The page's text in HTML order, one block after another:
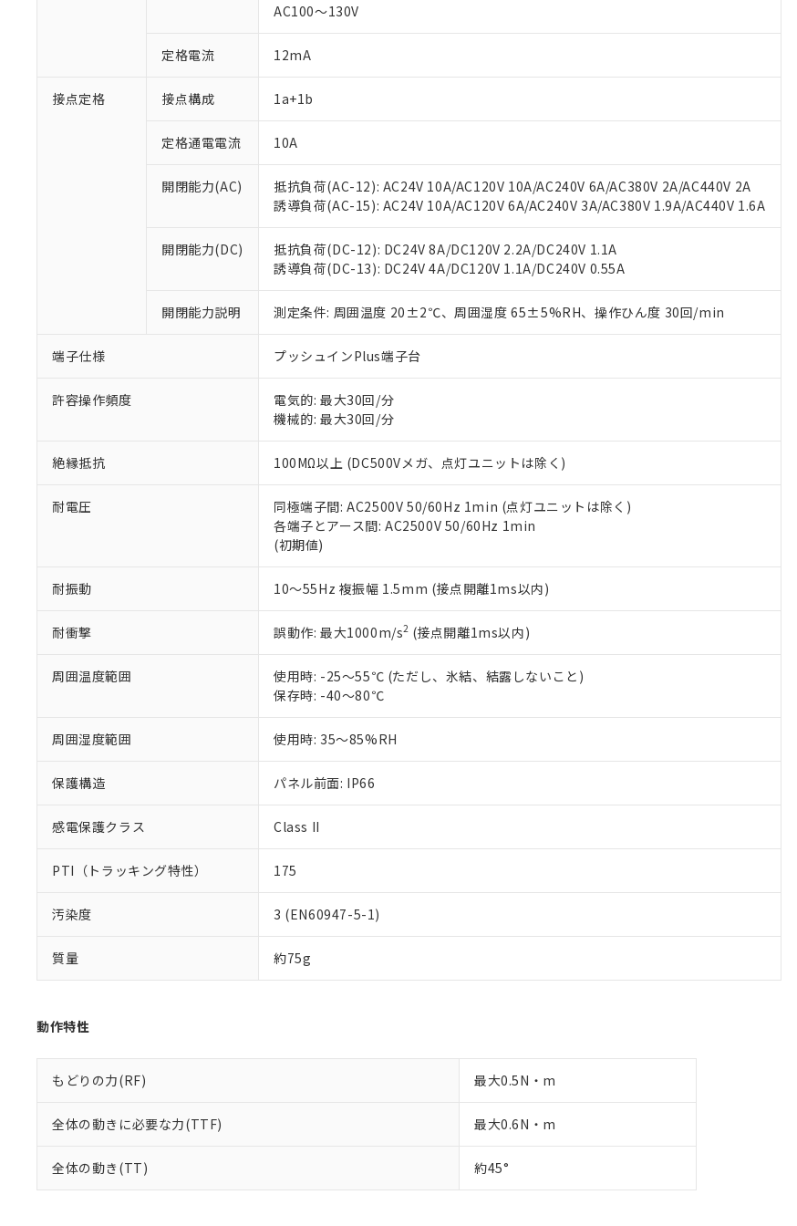
AC100～130V
定格電流 12mA
接点定格 接点構成 1a+1b
定格通電電流 10A
開閉能力(AC)
抵抗負荷(AC-12): AC24V 10A/AC120V 10A/AC240V 6A/AC380V 2A/AC440V 2A
誘導負荷(AC-15): AC24V 10A/AC120V 6A/AC240V 3A/AC380V 1.9A/AC440V 1.6A
開閉能力(DC)
抵抗負荷(DC-12): DC24V 8A/DC120V 2.2A/DC240V 1.1A
誘導負荷(DC-13): DC24V 4A/DC120V 1.1A/DC240V 0.55A
開閉能力説明 測定条件: 周囲温度 20±2℃、周囲湿度 65±5%RH、操作ひん度 30回/min
端子仕様 プッシュインPlus端子台
許容操作頻度
電気的: 最大30回/分
機械的: 最大30回/分
絶縁抵抗 100MΩ以上 (DC500Vメガ、点灯ユニットは除く)
耐電圧
同極端子間: AC2500V 50/60Hz 1min (点灯ユニットは除く)
各端子とアース間: AC2500V 50/60Hz 1min
(初期値)
耐振動 10～55Hz 複振幅 1.5mm (接点開離1ms以内)
耐衝撃 誤動作: 最大1000m/s2 (接点開離1ms以内)
周囲温度範囲
使用時: -25～55℃ (ただし、氷結、結露しないこと)
保存時: -40～80℃
周囲湿度範囲 使用時: 35～85%RH
保護構造 パネル前面: IP66
感電保護クラス Class II
PTI（トラッキング特性） 175
汚染度 3 (EN60947-5-1)
質量 約75g
動作特性
もどりの力(RF) 最大0.5N・m
全体の動きに必要な力(TTF) 最大0.6N・m
全体の動き(TT) 約45°
ご利用条件
以下の条件をお読みいただき、同意のうえご利用ください。
本サービスは、当社制御機器事業取扱商品の当社在庫状況および標準価格(税抜
くものです。
当社制御機器事業取扱商品の中には、本サービスの対象外となる商品もあるこ
のであり、閲覧された時点での実際の在庫および標準価格とは異なる場合があ
い。
正式な納期状況および標準価格はお客様のお取引先、またはお客様担当のオム
当社販売員にご相談ください。
オムロン制御機器販売店や当社販売拠点は「販売ネットワーク
」をご確認く
在庫状況および標準価格結果を当社の事前の承諾なく第三者に漏洩または開示
マイパーツ機能（部品リスト作成サービス）をご利用いただくには、I-Webメ
ている必要があります。
お客様が当ウェブサイト上で当社にご登録された部品リストについて、当社お
が、当社の製品・サービスに関するお客様との取引・商談に必要な範囲で利用
さい。
※当社の共同利用者とは、"個人情報の共同利用に関して"
の「1.共同利用者
いる法人を指します。
対応予定：EU RoHS指令（10物質）の非含有に対応した製品に切り替える予定のあ
対応予定なし：EU RoHS指令（10物質）の非含有に非対応の商品で、対応品を出す
非該当品：ライセンス料など無形物で、有害物質有無と関係のない商品です。
仕入先様の事情により、非含有部品としていたものが、含有品と判明した場合など
があります。
*EU RoHS指令（10物質）：
鉛(Pb) 1000ppm以下、 水銀(Hg) 1000ppm以下、 カドミウム(Cd) 100ppm以下、
六価クロム(Cr(Ⅵ)) 1000ppm以下、ポリ臭化ビフェニル類(PBB) 1000ppm以下、ポリ臭化ジフェニルエーテ
但し、RoHS指令で産業用監視および制御機器に対する適用除外項目は除く。
フタル酸エステル類の４物質については閾値を超える意図的な使用がないことを確認しています。
※2 対応予定月
部品在庫の切り替え状況などにより、予定月が前後することがあります。
※3 非含有証明書ダウンロード
下記の非含有証明書をダウンロードすることができます。
EU RoHS指令（10物質）の非含有証明書
51物質の非含有証明書（当社基準）
※本証明書は発行日時点で非含有を証明するもので、過去に遡って非含有を証明する
また、RoHS指令のフタル酸エステル類４物質の対応では、対応完了までの期間は
混在することから備考欄に対応日を記載しておりました。
り割愛しております。
※1 中国RoHS○×表
「○」：最大均質材料含有率が中国RoHSの基準値以下であることを示します。
「－」：未確認です。当社販売部門へお問い合わせください。
*中国RoHS10物質の基準値 (GB/T26572)：
Pb(鉛) :1000ppm、 Hg(水銀) : 1000ppm、 Cd(カドミウム) : 100ppm、
Cr(Ⅵ)(六価クロム) : 1000ppm、 PBBs(ポリ臭化ビフェニル類) : 1000ppm、 PBDEs(ポリ臭化ジフェニルエ
DBP(フタル酸ジブチル) : 1000ppm、 DIBP(フタル酸ジイソブチル) : 1000ppm、 BBP(フタル酸ブチルベン
※2 環境保護使用期限
「ｅ」：有害物質（10物質）のすべてが基準値以下であることを示します。
「10」：通常の使用状況下において有害物質が外部に漏えいし、環境に深刻な影響
味します。
当社は、これら貴社製品のうち、外国為替および外国貿易法に定める商品（以
う）を輸出または国外への提供する場合は、日本国政府の輸出許可(または役務
などの必要な手続きをとります。
ます。
当社は貴社製品を、核兵器、ミサイル、化学兵器、生物兵器またはその他武器
置等に一切使用いたしません。
当社は、貴社製品を第三者に販売する場合は、上記1、2および3の内容を当該
また当社は、販売先および販売に係わる関係者が違法に輸出するおそれがある
たしません。
記
号
説明
○ 一定数以上の在庫あり
△ 一定数には満たないが在庫あり
－
在庫なし(最新の在庫状況については、お客様のお取引先、またはお客様担
機器販売店・当社販売員にご確認ください)
空
白
受注生産機種、また在庫状況の情報を公開していない機種